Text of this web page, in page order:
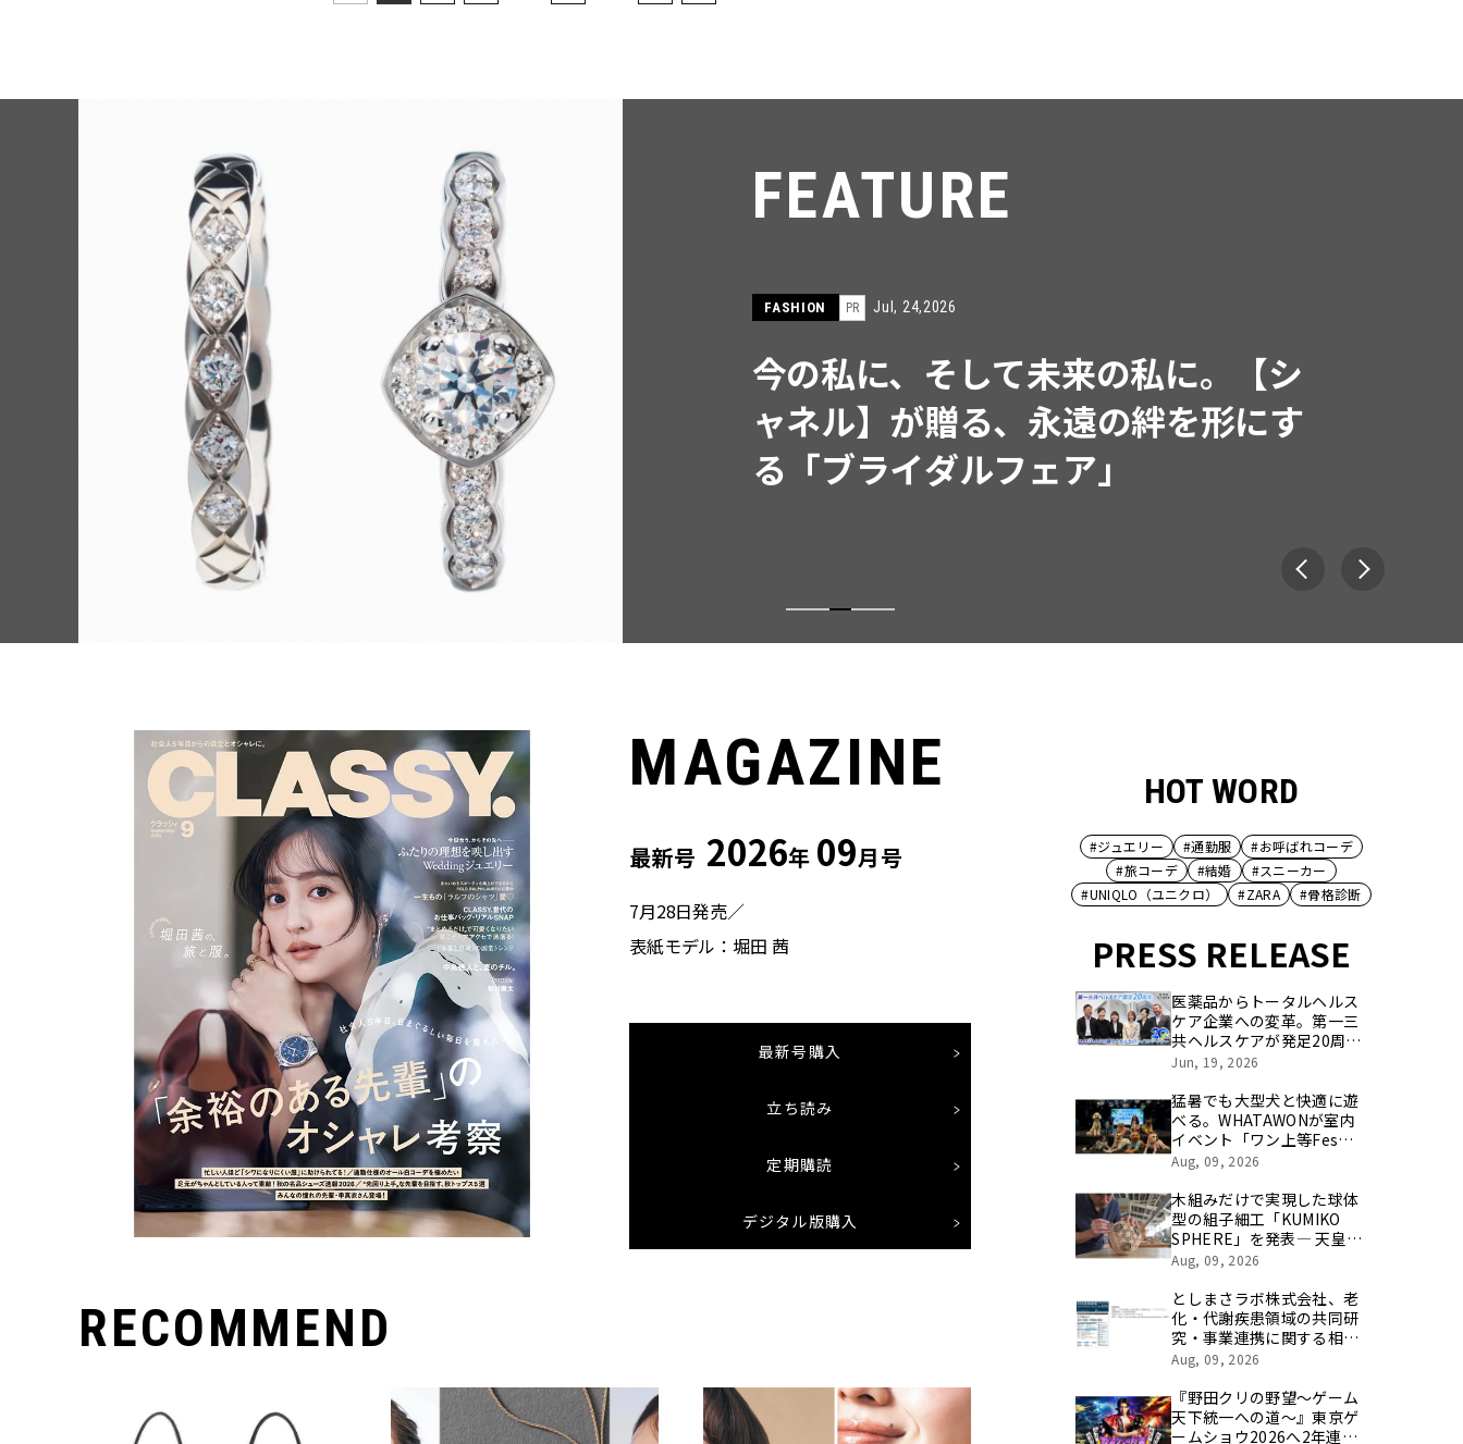
FEATURE
FASHION PR Jul, 15,2026
【ICB】人気インフルエンサーと共
同制作! 週5で着たくなる「名品ブラ
ウス」２選
MAGAZINE
最新号 2026年 09月号
7月28日発売／
表紙モデル：堀田 茜
最新号購入
立ち読み
定期購読
デジタル版購入
RECOMMEND
HOT WORD
#ジュエリー #通勤服
#お呼ばれコーデ
#旅コーデ
#結婚
#スニーカー
#UNIQLO（ユニクロ）
#ZARA #骨格診断
PRESS RELEASE
医薬品からトータルヘルス
ケア企業への変革。第一三
共ヘルスケアが発足20周年
を記念し、製品開発・新カ
合時のエピソードを社員の
想いとともに振り返る特別
映像を公開！
Jun, 19, 2026
猛暑でも大型犬と快適に遊
べる。WHATAWONが室内
イベント「ワン上等Fes
Summer Party」を8月29
Aug, 09, 2026
木組みだけで実現した球体
型の組子細工「KUMIKO
SPHERE」を発表― 天皇杯
JFA 第106回全日本サッカ
アルにも採用 ―
Aug, 09, 2026
としまさラボ株式会社、老
化・代謝疾患領域の共同研
究・事業連携に関する相談
受付を開始
Aug, 09, 2026
『野田クリの野望～ゲーム
天下統一への道～』東京ゲ
ームショウ2026へ2年連続